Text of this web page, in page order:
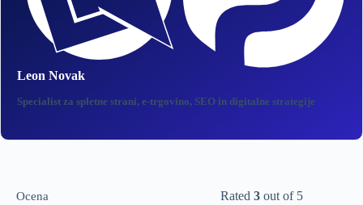
Leon Novak
Specialist za spletne strani, e‑trgovino, SEO in digitalne strategije
Ocena Rated3 out of 5